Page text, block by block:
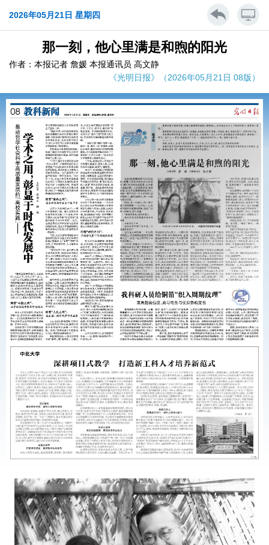
2026年05月21日 星期四
那一刻，他心里满是和煦的阳光
作者：本报记者 詹媛 本报通讯员 高文静
《光明日报》（2026年05月21日 08版）